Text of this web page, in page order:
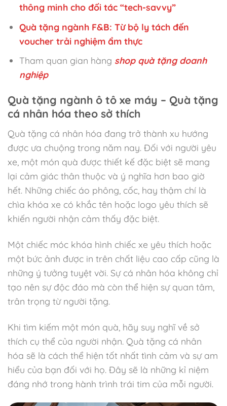
thông minh cho đối tác “tech-savvy”
Quà tặng ngành F&B: Từ bộ ly tách đến
voucher trải nghiệm ẩm thực
Tham quan gian hàng shop quà tặng doanh
nghiệp
Quà tặng ngành ô tô xe máy – Quà tặng
cá nhân hóa theo sở thích
Quà tặng cá nhân hóa đang trở thành xu hướng
được ưa chuộng trong năm nay. Đối với người yêu
xe, một món quà được thiết kế đặc biệt sẽ mang
lại cảm giác thân thuộc và ý nghĩa hơn bao giờ
hết. Những chiếc áo phông, cốc, hay thậm chí là
chìa khóa xe có khắc tên hoặc logo yêu thích sẽ
khiến người nhận cảm thấy đặc biệt.
Một chiếc móc khóa hình chiếc xe yêu thích hoặc
một bức ảnh được in trên chất liệu cao cấp cũng là
những ý tưởng tuyệt vời. Sự cá nhân hóa không chỉ
tạo nên sự độc đáo mà còn thể hiện sự quan tâm,
trân trọng từ người tặng.
Khi tìm kiếm một món quà, hãy suy nghĩ về sở
thích cụ thể của người nhận. Quà tặng cá nhân
hóa sẽ là cách thể hiện tốt nhất tình cảm và sự am
hiểu của bạn đối với họ. Đây sẽ là những kỉ niệm
đáng nhớ trong hành trình trái tim của mỗi người.